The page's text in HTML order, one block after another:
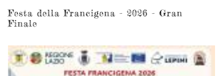
Festa della Francigena - 2026 - Gran
Finale